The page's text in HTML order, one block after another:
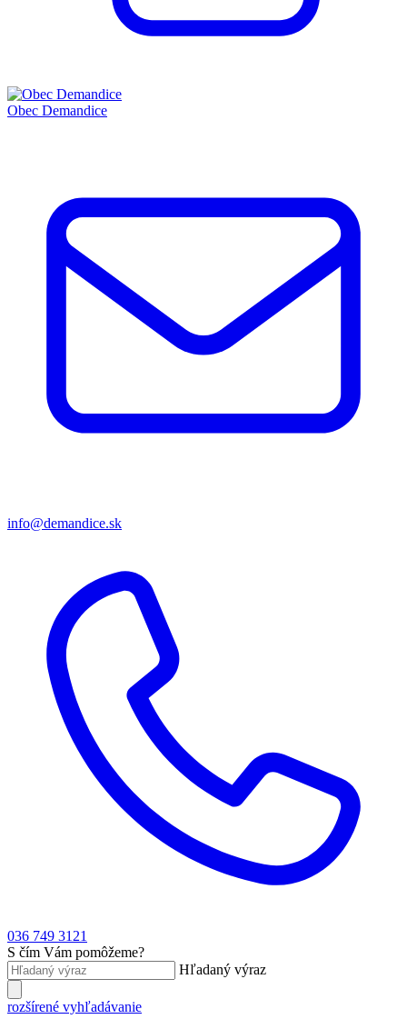
Obec Demandice
info@demandice.sk
036 749 3121
S čím Vám pomôžeme?
Hľadaný výraz
rozšírené vyhľadávanie